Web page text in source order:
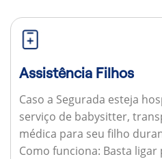
Assistência Filhos
Caso a Segurada esteja
serviço de babysitter,
médica para seu filho
Como funciona: Basta ligar